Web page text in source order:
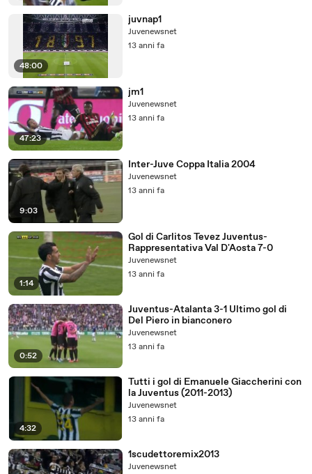
48:00
juvnap1
Juvenewsnet
13 anni fa
47:23
jm1
Juvenewsnet
13 anni fa
9:03
Inter-Juve Coppa Italia 2004
Juvenewsnet
13 anni fa
1:14
Gol di Carlitos Tevez Juventus-
Rappresentativa Val D'Aosta 7-0
Juvenewsnet
13 anni fa
0:52
Juventus-Atalanta 3-1 Ultimo gol di
Del Piero in bianconero
Juvenewsnet
13 anni fa
4:32
Tutti i gol di Emanuele Giaccherini con
la Juventus (2011-2013)
Juvenewsnet
13 anni fa
1scudettoremix2013
Juvenewsnet